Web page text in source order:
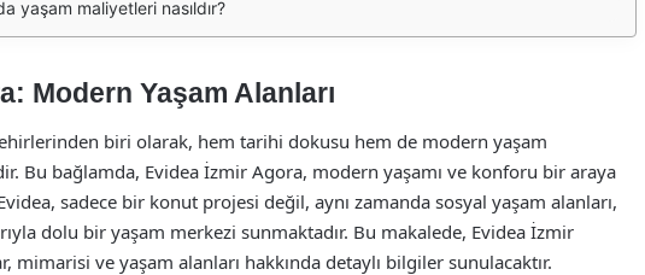
yaşam maliyetleri nasıldır?
Modern Yaşam Alanları
biri olarak, hem tarihi dokusu hem de modern yaşam
Bu bağlamda, Evidea İzmir Agora, modern yaşamı ve konforu bir araya
sadece bir konut projesi değil, aynı zamanda sosyal yaşam alanları,
dolu bir yaşam merkezi sunmaktadır. Bu makalede, Evidea İzmir
mimarisi ve yaşam alanları hakkında detaylı bilgiler sunulacaktır.